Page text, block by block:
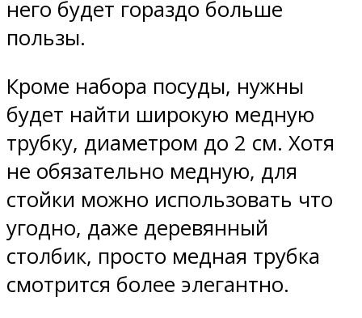
него будет гораздо больше
пользы.
Кроме набора посуды, нужны
будет найти широкую медную
трубку, диаметром до 2 см. Хотя
не обязательно медную, для
стойки можно использовать что
угодно, даже деревянный
столбик, просто медная трубка
смотрится более элегантно.